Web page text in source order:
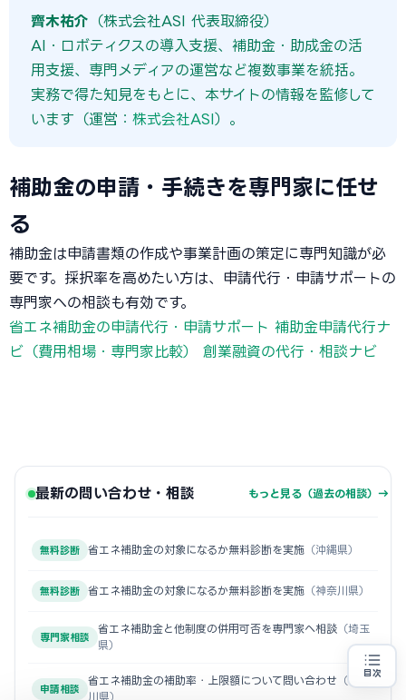
齊木祐介 （株式会社ASI 代表取締役）
AI・ロボティクスの導入支援、補助金・助成金の活
用支援、専門メディアの運営など複数事業を統括。
実務で得た知見をもとに、本サイトの情報を監修して
います（運営： 株式会社ASI）。
補助金の申請・手続きを専門家に任せ
る
補助金は申請書類の作成や事業計画の策定に専門知識が必
要です。採択率を高めたい方は、申請代行・申請サポートの
専門家への相談も有効です。
省エネ補助金の申請代行・申請サポート 補助金申請代行ナ
ビ（費用相場・専門家比較）
創業融資の代行・相談ナビ
目次
最新の問い合わせ・相談 もっと見る（過去の相談）→
無料診断 省エネ補助金の対象になるか無料診断を実施 （沖縄県）
無料診断 省エネ補助金の対象になるか無料診断を実施 （神奈川県）
専門家相談
省エネ補助金と他制度の併用可否を専門家へ相談 （埼玉
県）
申請相談
省エネ補助金の補助率・上限額について問い合わせ （神奈
川県）
省エネ設備の導入をお考えの方
専門家に無料相談する
地域・業種から選べる